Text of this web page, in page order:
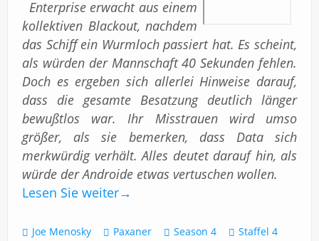
Enterprise erwacht aus einem
kollektiven Blackout, nachdem
das Schiff ein Wurmloch passiert hat. Es scheint,
als würden der Mannschaft 40 Sekunden fehlen.
Doch es ergeben sich allerlei Hinweise darauf,
dass die gesamte Besatzung deutlich länger
bewußtlos war. Ihr Misstrauen wird umso
größer, als sie bemerken, dass Data sich
merkwürdig verhält. Alles deutet darauf hin, als
würde der Androide etwas vertuschen wollen.
Lesen Sie weiter→
Joe Menosky Paxaner Season 4 Staffel 4